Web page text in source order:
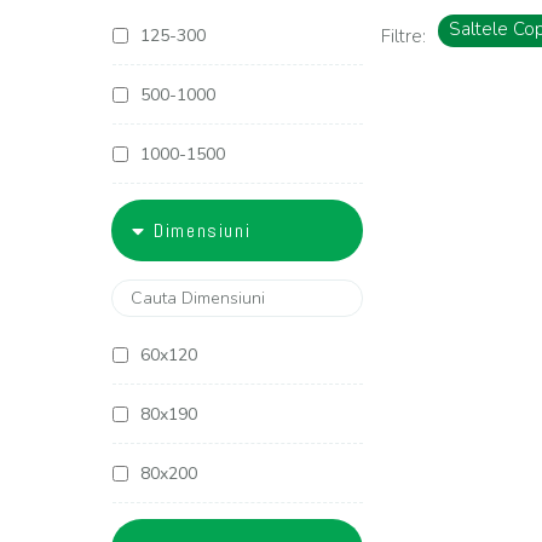
125-300
500-1000
1000-1500
2500-3000
3000-4000
4000-5000
Dimensiuni
60x120
80x190
80x200
Filtre: Saltele